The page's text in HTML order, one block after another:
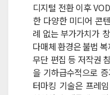
디지털 전환 이후
한 다양한 미디어 콘
례 없는 부가가치가
다매체 환경은 불법
무단 편집 등 저작권
을 기하급수적으로
터마킹 기술은 프레